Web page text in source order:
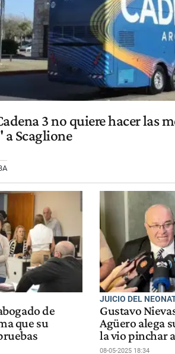
3 no quiere hacer las
Scaglione
de
que su
JUICIO DEL
Gustavo
Agüero alega
la vio pinchar
08-05-2025 18:34